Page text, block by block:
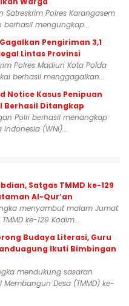
Satreskrim Polres Karangasem
berhasil mengungkap...
Pengiriman 3,1
Lintas Provinsi
Polres Madiun Kota Polda
berhasil menggagalkan...
Notice Kasus Penipuan
Berhasil Ditangkap
Polri berhasil menangkap
(WNI)...
Satgas TMMD ke-129
Al-Qur’an
menyambut malam Jumat
ke-129 Kodim...
Budaya Literasi, Guru
Ikuti Bimbingan
mendukung sasaran
Desa (TMMD) ke-